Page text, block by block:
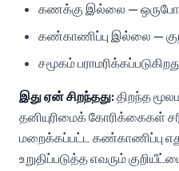
கணக்கு இல்லை —
கண்காணிப்பு இல்லை —
சமூகம்
இது ஏன் சிறந்தது:திறந்த
தனியுரிமைக் கோரிக்கைகள்
மறைக்கப்பட்ட கண்காணிப்பு
உறுதிப்படுத்த எவரும்